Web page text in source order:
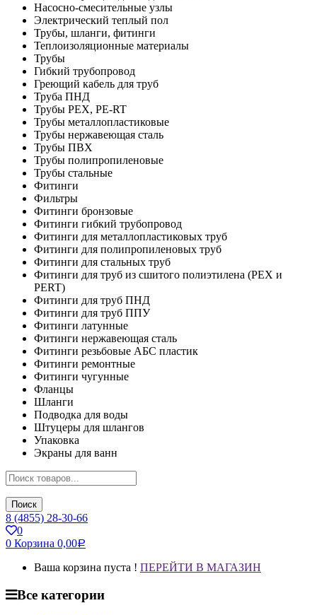
Насосно-смесительные узлы
Электрический теплый пол
Трубы, шланги, фитинги
Теплоизоляционные материалы
Трубы
Гибкий трубопровод
Греющий кабель для труб
Труба ПНД
Трубы PEX, PE-RT
Трубы металлопластиковые
Трубы нержавеющая сталь
Трубы ПВХ
Трубы полипропиленовые
Трубы стальные
Фитинги
Фильтры
Фитинги бронзовые
Фитинги гибкий трубопровод
Фитинги для металлопластиковых труб
Фитинги для полипропиленовых труб
Фитинги для стальных труб
Фитинги для труб из сшитого полиэтилена (PEX и
PERT)
Фитинги для труб ПНД
Фитинги для труб ППУ
Фитинги латунные
Фитинги нержавеющая сталь
Фитинги резьбовые АБС пластик
Фитинги ремонтные
Фитинги чугунные
Фланцы
Шланги
Подводка для воды
Штуцеры для шлангов
Упаковка
Экраны для ванн
Поиск
8 (4855) 28-30-66
0
0 Корзина 0,00Р
Ваша корзина пуста ! ПЕРЕЙТИ В МАГАЗИН
Все категории